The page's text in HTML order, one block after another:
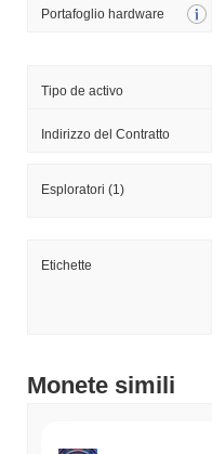
Portafoglio hardware
Tipo de activo
Indirizzo del Contratto
Esploratori (1)
Etichette
Monete simili